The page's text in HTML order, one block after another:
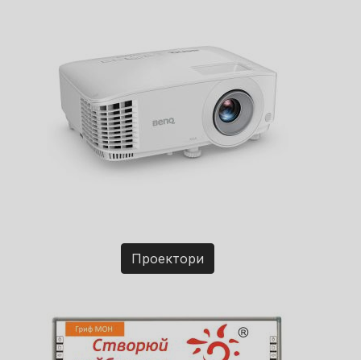
Проектори